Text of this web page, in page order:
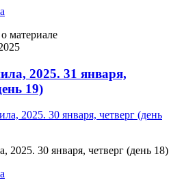
материале
2025. 31 января,
19)
2025. 30 января, четверг (день 18)